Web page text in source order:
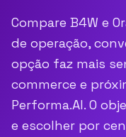
Compare B4W e
de operação,
opção faz mais
commerce e
Performa.AI. O
e escolher por